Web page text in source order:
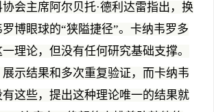
会主席阿尔贝托·德利达雷指出，换
博眼球的“狭隘捷径”。卡纳韦罗多
理论，但没有任何研究基础支撑。
示结果和多次重复验证，而卡纳韦
这些，提出这种理论唯一的结果就